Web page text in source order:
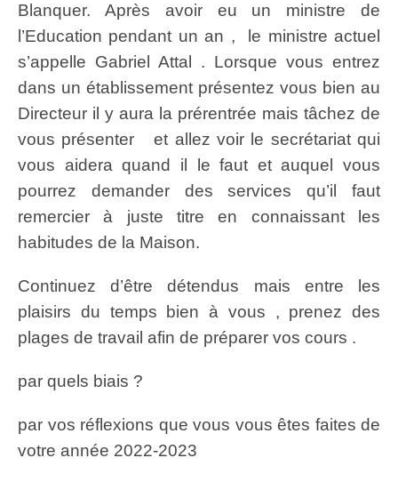
Blanquer. Après avoir eu un ministre de
l’Education pendant un an , le ministre actuel
s’appelle Gabriel Attal . Lorsque vous entrez
dans un établissement présentez vous bien au
Directeur il y aura la prérentrée mais tâchez de
vous présenter et allez voir le secrétariat qui
vous aidera quand il le faut et auquel vous
pourrez demander des services qu’il faut
remercier à juste titre en connaissant les
habitudes de la Maison.
Continuez d’être détendus mais entre les
plaisirs du temps bien à vous , prenez des
plages de travail afin de préparer vos cours .
par quels biais ?
par vos réflexions que vous vous êtes faites de
votre année 2022-2023